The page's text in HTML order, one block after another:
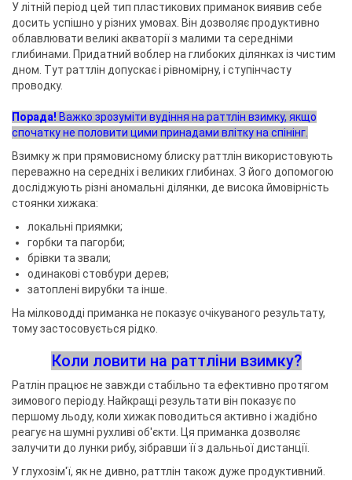
У літній період цей тип пластикових приманок виявив себе
досить успішно у різних умовах. Він дозволяє продуктивно
облавлювати великі акваторії з малими та середніми
глибинами. Придатний воблер на глибоких ділянках із чистим
дном. Тут раттлін допускає і рівномірну, і ступінчасту
проводку.
Порада! Важко зрозуміти вудіння на раттлін взимку, якщо
спочатку не половити цими принадами влітку на спінінг.
Взимку ж при прямовисному блиску раттлін використовують
переважно на середніх і великих глибинах. З його допомогою
досліджують різні аномальні ділянки, де висока ймовірність
стоянки хижака:
локальні приямки;
горбки та пагорби;
брівки та звали;
одинакові стовбури дерев;
затоплені вирубки та інше.
На мілководді приманка не показує очікуваного результату,
тому застосовується рідко.
Коли ловити на раттліни взимку?
Ратлін працює не завжди стабільно та ефективно протягом
зимового періоду. Найкращі результати він показує по
першому льоду, коли хижак поводиться активно і жадібно
реагує на шумні рухливі об'єкти. Ця приманка дозволяє
залучити до лунки рибу, зібравши її з дальньої дистанції.
У глухозім'ї, як не дивно, раттлін також дуже продуктивний.